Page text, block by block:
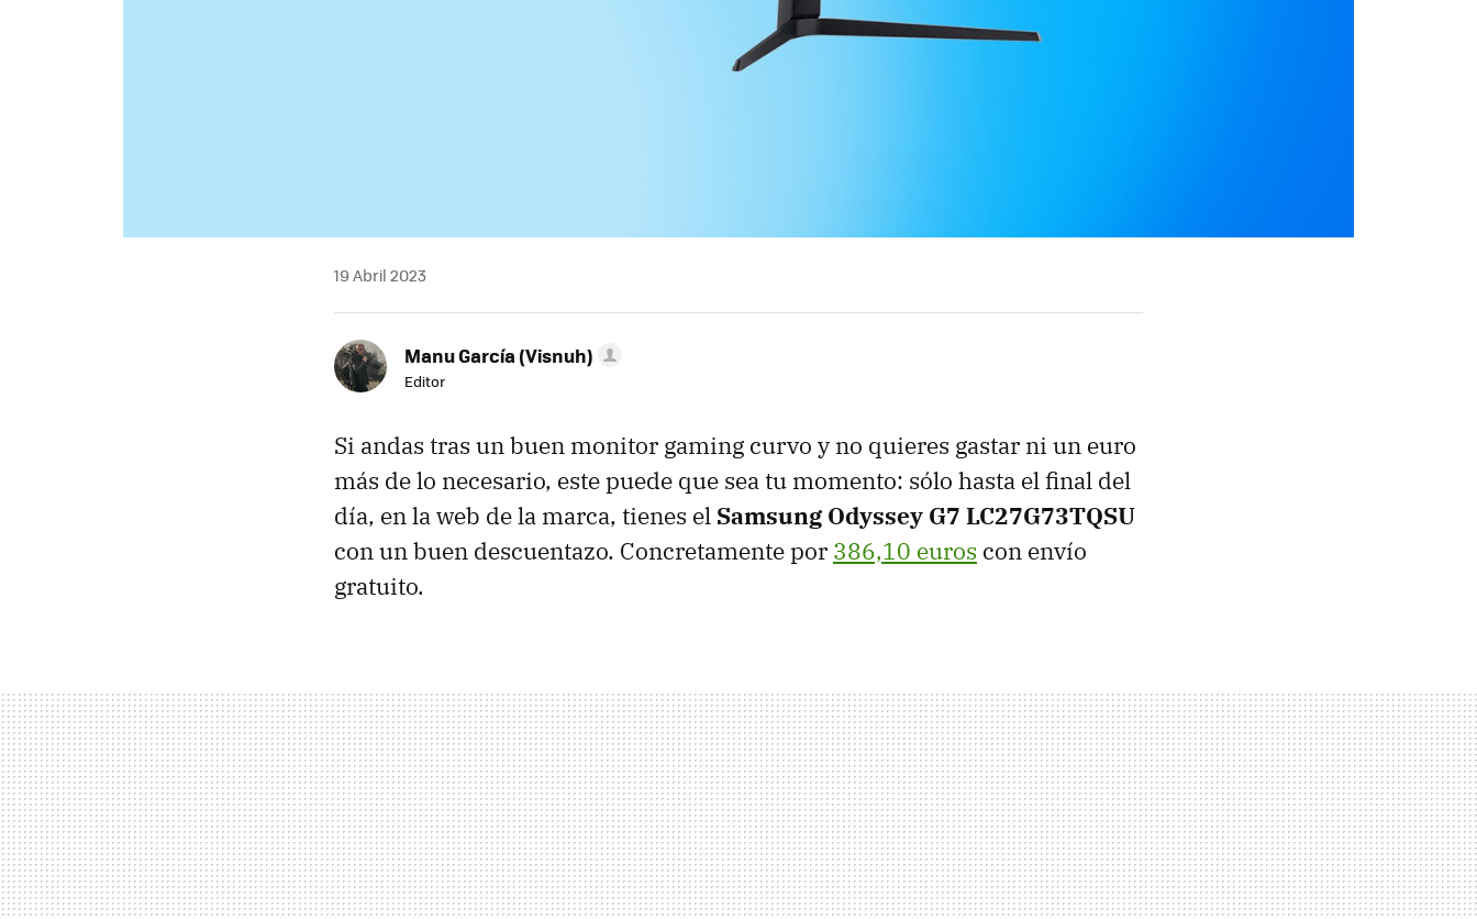
19 Abril 2023
Manu García (Visnuh)
Editor
Si andas tras un buen monitor gaming curvo y no quieres gastar ni un euro
más de lo necesario, este puede que sea tu momento: sólo hasta el final del
día, en la web de la marca, tienes el Samsung Odyssey G7 LC27G73TQSU
con un buen descuentazo. Concretamente por 386,10 euros con envío
gratuito.